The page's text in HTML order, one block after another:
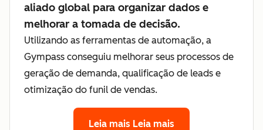
aliado global para organizar dados e
melhorar a tomada de decisão.
Utilizando as ferramentas de automação, a
Gympass conseguiu melhorar seus processos de
geração de demanda, qualificação de leads e
otimização do funil de vendas.
Leia mais Leia mais